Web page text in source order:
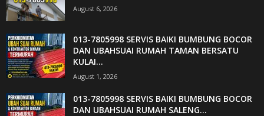
August 6, 2026
013-7805998 SERVIS BAIKI BUMBUNG BOCOR
DAN UBAHSUAI RUMAH TAMAN BERSATU
KULAI...
August 1, 2026
013-7805998 SERVIS BAIKI BUMBUNG BOCOR
DAN UBAHSUAI RUMAH SALENG...